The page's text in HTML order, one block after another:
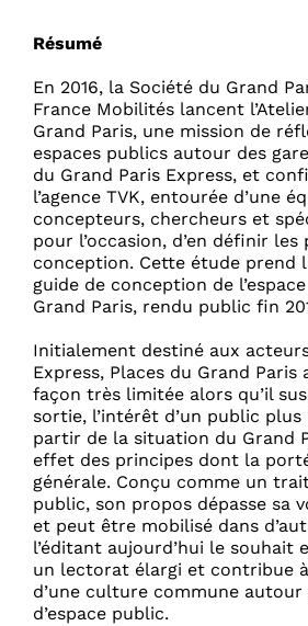
Résumé
En 2016, la Société du Grand
France Mobilités lancent
Grand Paris, une mission de
espaces publics autour des
du Grand Paris Express, et
l’agence TVK, entourée d’une
concepteurs, chercheurs et
pour l’occasion, d’en définir les
conception. Cette étude prend
guide de conception de
Grand Paris, rendu public fin
Initialement destiné aux
Express, Places du Grand
façon très limitée alors qu’il
sortie, l’intérêt d’un public plus
partir de la situation du Grand
effet des principes dont la
générale. Conçu comme un
public, son propos dépasse sa
et peut être mobilisé dans
l’éditant aujourd’hui le souhait
un lectorat élargi et contribue à
d’une culture commune
d’espace public.